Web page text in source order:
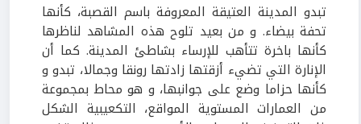
تبدو المدينة العتيقة المعروفة باسم القصبة، كأنها
تحفة بيضاء. و من بعيد تلوح هذه المشاهد لناظرها
كأنها باخرة تتأهب للإرساء بشاطئ المدينة. كما أن
الإنارة التي تضيء أزقتها زادتها رونقا وجمالا، تبدو و
كأنها حزاما وضع على جوانبها، و هو محاط بمجموعة
من العمارات المستوية المواقع، التكعيبية الشكل